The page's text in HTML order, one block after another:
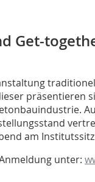
Get-
präsentieren
am
unter: